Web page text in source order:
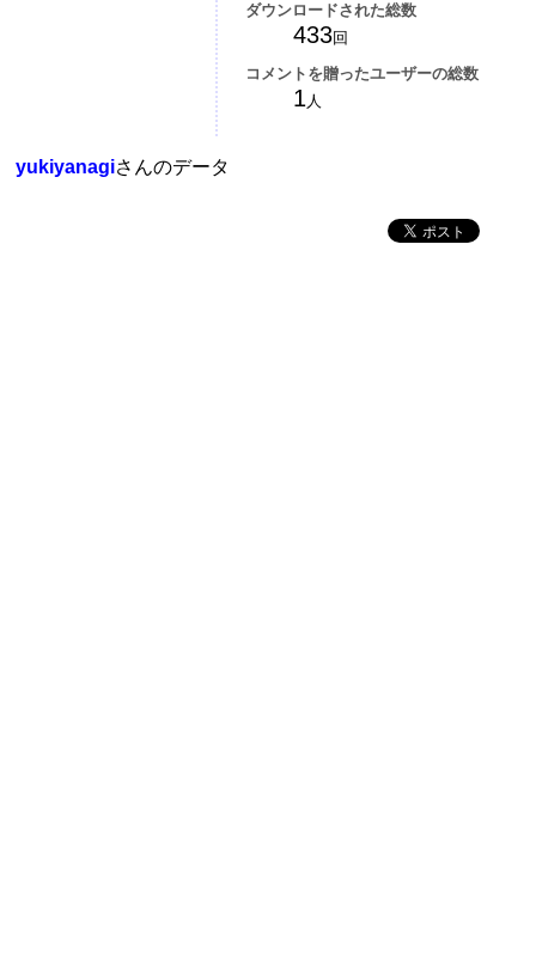
ダウンロードされた総数
433回
コメントを贈ったユーザーの総数
1 人
yukiyanagiさんのデータ